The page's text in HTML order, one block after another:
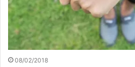
08/02/2018